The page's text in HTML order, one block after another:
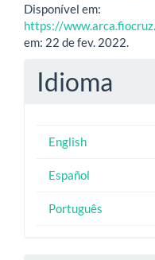
Disponível em:
https://
em: 22 de fev. 2022.
Idioma
English
Español
Português